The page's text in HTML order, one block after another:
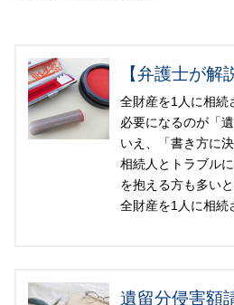
【弁護士が解
全財産を1人に相続
必要になるのが「
いえ、「書き方に
相続人とトラブル
を抱える方も多い
全財産を1人に相
遺留分侵害額